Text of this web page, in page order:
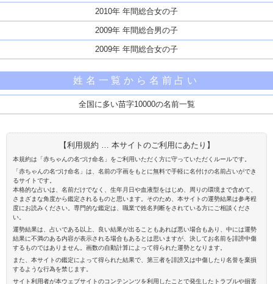
2010年 年間総合女の子
2009年 年間総合男の子
2009年 年間総合女の子
姓名一覧から名前占い
全国に多い苗字10000の名前一覧
【利用規約 … 本サイトのご利用にあたり】
本規約は「赤ちゃんの名づけ命名」をご利用いただく方に守っていただくルールです。
「赤ちゃんの名づけ命名」は、名前の字画をもとに無料で手軽に名付けの名前占いができ
るサイトです。
本格的な占いは、名前だけでなく、生年月日や血液型をはじめ、周りの環境まで含めて、
さまざまな角度から鑑定されるものと思います。そのため、本サイトの運勢結果は参考程
度にお読みください。専門的な鑑定は、職業で姓名判断をされている方にご相談くださ
い。
運勢結果は、占いである以上、良い結果が出ることもあれば悪い場合もあり、中には運勢
結果に不満のある内容が表示される場合もあるとは思いますが、決してお名前を誹謗中傷
するものではありません。画数の自動計算によって得られた運勢となります。
また、本サイトの鑑定によって得られた結果で、第三者を誹謗又は中傷したり名誉を棄損
するような行為を禁じます。
サイト利用者が本ウェブサイトのコンテンンツを利用したことで発生したトラブルや損害